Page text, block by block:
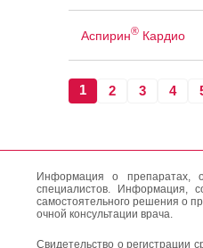
Аспирин®Кардио
1 2 3 4
Информация о препаратах,
специалистов. Информация,
самостоятельного решения о
очной консультации врача.
Свидетельство о